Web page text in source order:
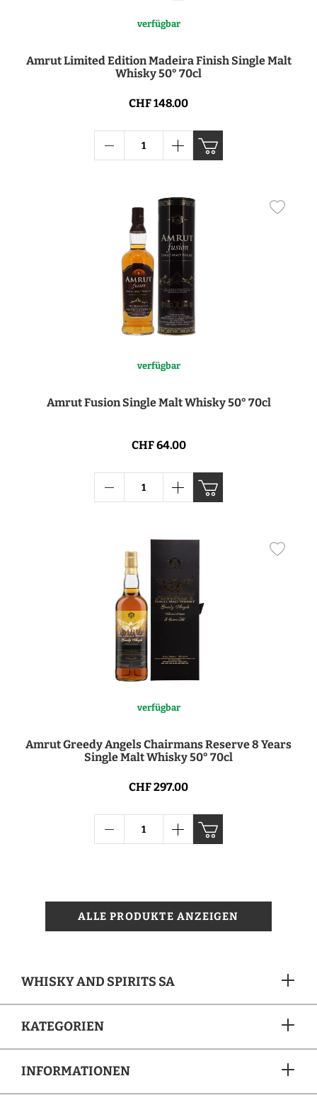
verfügbar
Amrut Limited Edition Madeira Finish Single Malt
Whisky 50° 70cl
CHF 148.00
verfügbar
Amrut Fusion Single Malt Whisky 50° 70cl
CHF 64.00
verfügbar
Amrut Greedy Angels Chairmans Reserve 8 Years
Single Malt Whisky 50° 70cl
CHF 297.00
ALLE PRODUKTE ANZEIGEN
WHISKY AND SPIRITS SA
KATEGORIEN
INFORMATIONEN